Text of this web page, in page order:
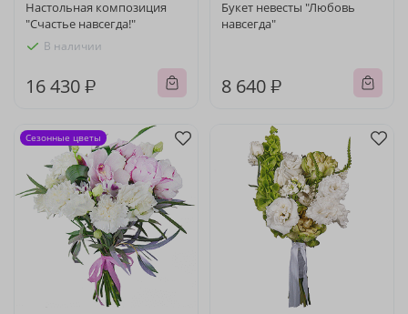
Настольная композиция
"Счастье навсегда!"
В наличии
16 430 ₽
Букет невесты "Любовь
навсегда"
8 640 ₽
Сезонные цветы